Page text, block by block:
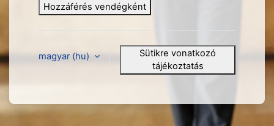
Hozzáférés vendégként
magyar ‎(hu)‎
Sütikre vonatkozó
tájékoztatás